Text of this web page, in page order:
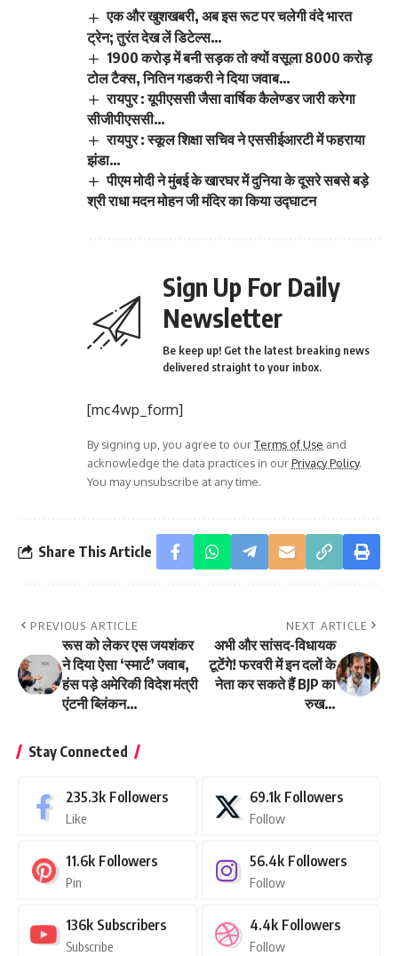
एक और खुशखबरी, अब इस रूट पर चलेगी वंदे भारत
ट्रेन; तुरंत देख लें डिटेल्स…
1900 करोड़ में बनी सड़क तो क्यों वसूला 8000 करोड़
टोल टैक्स, नितिन गडकरी ने दिया जवाब…
रायपुर : यूपीएससी जैसा वार्षिक कैलेण्डर जारी करेगा
सीजीपीएससी…
रायपुर : स्कूल शिक्षा सचिव ने एससीईआरटी में फहराया
झंडा…
पीएम मोदी ने मुंबई के खारघर में दुनिया के दूसरे सबसे बड़े
श्री राधा मदन मोहन जी मंदिर का किया उद्घाटन
Sign Up For Daily
Newsletter
Be keep up! Get the latest breaking news
delivered straight to your inbox.
[mc4wp_form]
By signing up, you agree to ourTerms of Use and
acknowledge the data practices in ourPrivacy Policy.
You may unsubscribe at any time.
Share This Article
PREVIOUS ARTICLE
रूस को लेकर एस जयशंकर
ने दिया ऐसा ‘स्मार्ट’ जवाब,
हंस पड़े अमेरिकी विदेश मंत्री
एंटनी ब्लिंकन…
NEXT ARTICLE
अभी और सांसद-विधायक
टूटेंगे! फरवरी में इन दलों के
नेता कर सकते हैं BJP का
रुख…
Stay Connected
235.3k Followers
Like
69.1k Followers
Follow
11.6k Followers
Pin
56.4k Followers
Follow
136k Subscribers
Subscribe
4.4k Followers
Follow